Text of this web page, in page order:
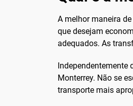
A melhor maneira
que desejam
adequados. As
Independentemente
Monterrey. Não se
transporte mais